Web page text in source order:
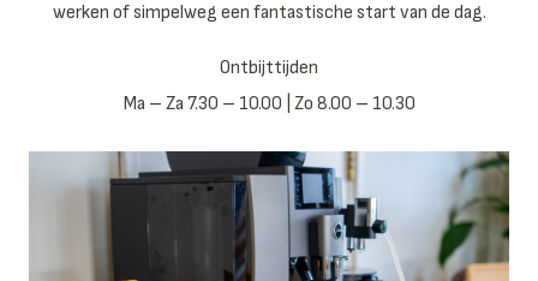
werken of simpelweg een fantastische start van de dag.
Ontbijttijden
Ma – Za 7.30 – 10.00 | Zo 8.00 – 10.30